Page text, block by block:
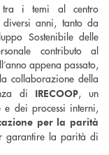
tra i temi al centro
anni, tanto da
Sostenibile delle
contributo al
appena passato,
collaborazione della
di IRECOOP, un
dei processi interni,
per la parità
garantire la parità di